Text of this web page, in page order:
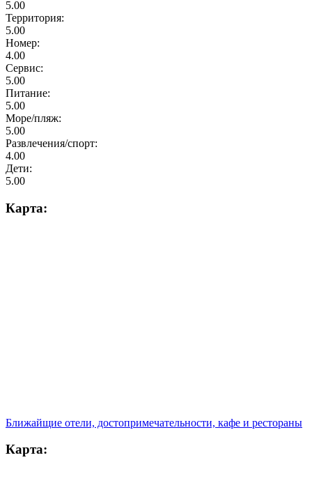
5.00
Территория:
5.00
Номер:
4.00
Сервис:
5.00
Питание:
5.00
Море/пляж:
5.00
Развлечения/спорт:
4.00
Дети:
5.00
Карта:
Ближайщие отели, достопримечательности, кафе и рестораны
Карта: